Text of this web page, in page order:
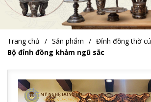
Trang chủ Sản phẩm
Đỉnh đồng thờ
Bộ đỉnh đồng khảm ngũ sắc